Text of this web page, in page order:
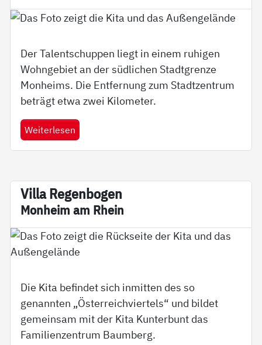
Der Talentschuppen liegt in einem ruhigen
Wohngebiet an der südlichen Stadtgrenze
Monheims. Die Entfernung zum Stadtzentrum
beträgt etwa zwei Kilometer.
Weiterlesen
Vil­la Re­gen­bo­gen
Mon­heim am Rhein
Die Kita befindet sich inmitten des so
genannten „Österreichviertels“ und bildet
gemeinsam mit der Kita Kunterbunt das
Familienzentrum Baumberg.